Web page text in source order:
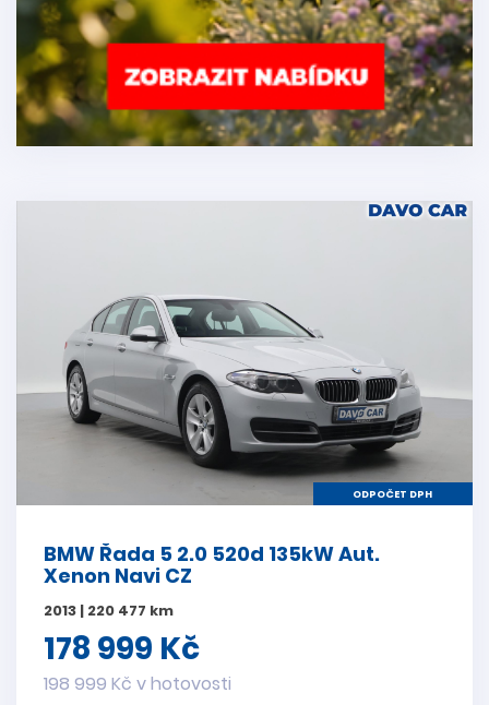
ODPOČET DPH
BMW Řada 5 2.0 520d 135kW Aut.
Xenon Navi CZ
2013 | 220 477 km
178 999 Kč
198 999 Kč v hotovosti